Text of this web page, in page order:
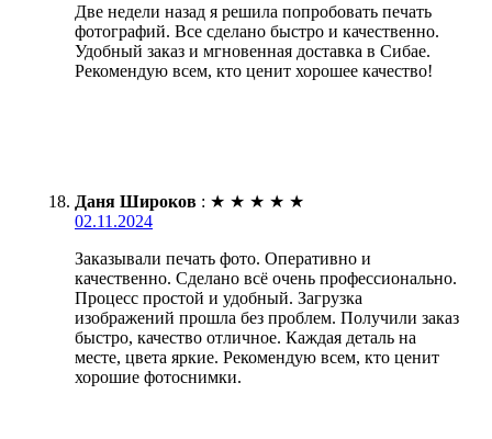
Две недели назад я решила попробовать печать
фотографий. Все сделано быстро и качественно.
Удобный заказ и мгновенная доставка в Сибае.
Рекомендую всем, кто ценит хорошее качество!
Даня Широков : ★ ★ ★ ★ ★
02.11.2024
Заказывали печать фото. Оперативно и
качественно. Сделано всё очень профессионально.
Процесс простой и удобный. Загрузка
изображений прошла без проблем. Получили заказ
быстро, качество отличное. Каждая деталь на
месте, цвета яркие. Рекомендую всем, кто ценит
хорошие фотоснимки.